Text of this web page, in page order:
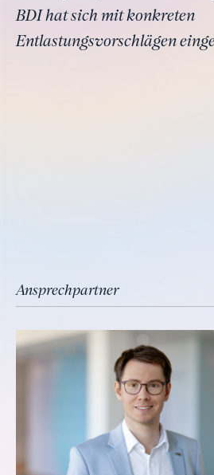
BDI hat sich mit konkreten
Entlastungsvorschlägen
Ansprechpartner